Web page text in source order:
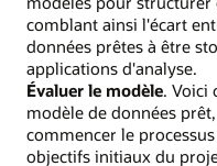
comblant ainsi l'écart
données prêtes à être
applications d'analyse.
Évaluer le modèle. Voici
modèle de données
commencer le
objectifs initiaux du